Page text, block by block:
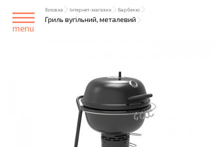
menu
Головна Інтернет-магазин Барбекю
Гриль вугільний, металевий